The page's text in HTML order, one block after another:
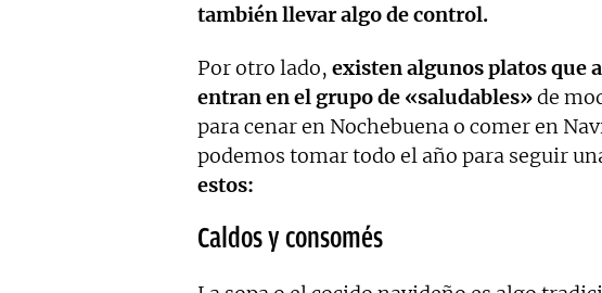
también llevar algo de control.
Por otro lado, existen algunos platos que
entran en el grupo de «saludables»de
para cenar en Nochebuena o comer en
podemos tomar todo el año para seguir
estos:
Caldos y consomés